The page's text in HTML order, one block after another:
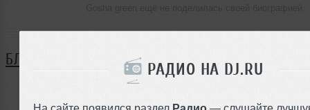
РАДИО НА DJ.RU
На сайте появился раздел Радио — слушайте
БЛОГ